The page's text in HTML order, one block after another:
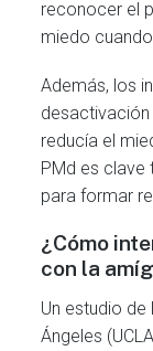
reconocer el
miedo
Además, los
reducía el
PMd es
para formar
¿Cómo
con la
Un estudio de
Ángeles